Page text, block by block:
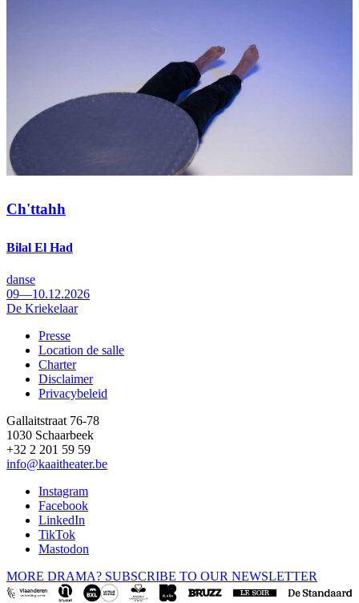
Ch'ttahh
Bilal El Had
danse
09—10.12.2026
De Kriekelaar
Footer
Presse
Location de salle
Charter
Disclaimer
Privacybeleid
Gallaitstraat 76-78
1030 Schaarbeek
+32 2 201 59 59
info@kaaitheater.be
Instagram
Facebook
LinkedIn
TikTok
Mastodon
MORE DRAMA? SUBSCRIBE TO OUR NEWSLETTER